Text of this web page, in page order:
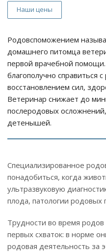
Наши цены
Родовспоможением
домашнего питомца
первой врачебной
благополучно справиться
восстановлением сил,
Ветеринар снижает до
послеродовых
детенышей.
Специализированное
понадобиться, когда
ультразвуковую
плода, патологии родовых
Трудности во время родов
первых схваток: в норме
родовая деятельность за